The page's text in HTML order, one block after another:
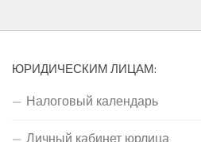
ЮРИДИЧЕСКИМ ЛИЦАМ:
Налоговый календарь
Личный кабинет юрлица